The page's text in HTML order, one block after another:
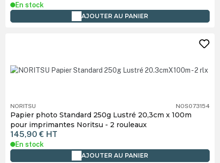
En stock
AJOUTER AU PANIER
NORITSU NOS073154
Papier photo Standard 250g Lustré 20,3cm x 100m
pour imprimantes Noritsu - 2 rouleaux
145,90 € HT
En stock
AJOUTER AU PANIER